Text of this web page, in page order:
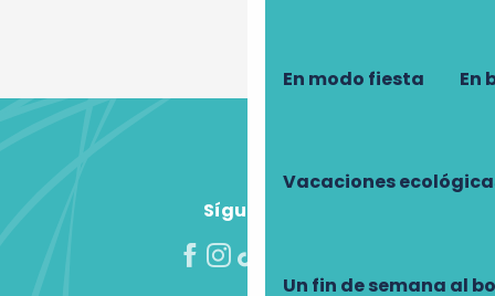
En modo fiesta En
Vacaciones
Un fin de semana al
Síguenos